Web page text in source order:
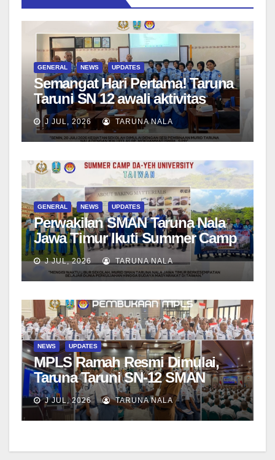
GENERAL NEWS UPDATES
Semangat Hari Pertama! Taruna
Taruni SN 12 awali aktivitas
bersama Wali Kelas dan Tes
Asesmen Diagnostik
J JUL, 2026 TARUNA NALA
GENERAL NEWS UPDATES
Perwakilan SMAN Taruna Nala
Jawa Timur Ikuti Summer Camp
di Da-Yeh University, Taiwan
J JUL, 2026 TARUNA NALA
NEWS UPDATES
MPLS Ramah Resmi Dimulai,
Taruna Taruni SN-12 SMAN
Taruna Nala Jawa Timur Siap
Menjalani Tahun Ajaran Baru
J JUL, 2026 TARUNA NALA